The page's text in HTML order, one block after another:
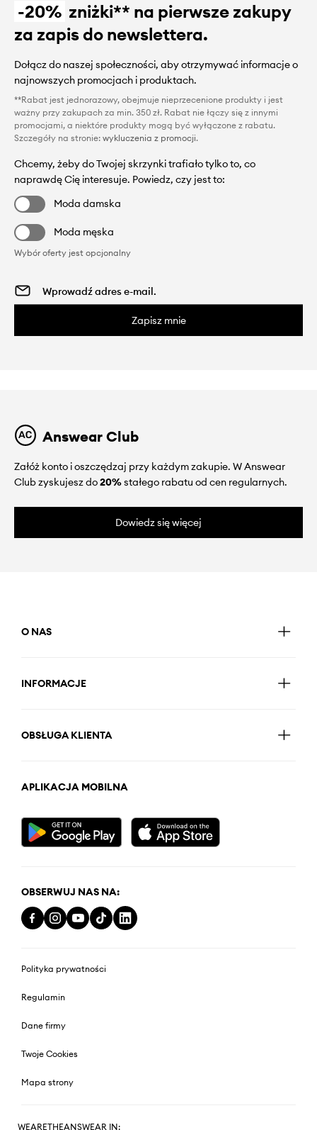
-20% zniżki** na pierwsze zakupy
za zapis do newslettera.
Dołącz do naszej społeczności, aby otrzymywać informacje o
najnowszych promocjach i produktach.
**Rabat jest jednorazowy, obejmuje nieprzecenione produkty i jest
ważny przy zakupach za min. 350 zł. Rabat nie łączy się z innymi
promocjami, a niektóre produkty mogą być wyłączone z rabatu.
Szczegóły na stronie: wykluczenia z promocji.
Chcemy, żeby do Twojej skrzynki trafiało tylko to, co
naprawdę Cię interesuje. Powiedz, czy jest to:
Moda damska
Moda męska
Wybór oferty jest opcjonalny
Zapisz mnie
Answear Club
Załóż konto i oszczędzaj przy każdym zakupie. W Answear
Club zyskujesz do20%stałego rabatu od cen regularnych.
Dowiedz się więcej
O NAS
INFORMACJE
OBSŁUGA KLIENTA
APLIKACJA MOBILNA
OBSERWUJ NAS NA:
Polityka prywatności
Regulamin
Dane firmy
Twoje Cookies
Mapa strony
WEARETHEANSWEAR IN: